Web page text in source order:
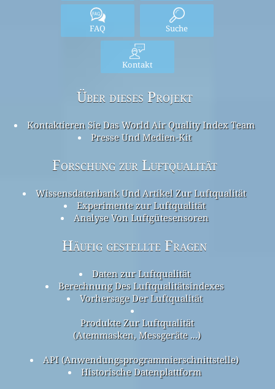
FAQ Suche
Kontakt
Über dieses Projekt
Kontaktieren Sie Das World Air Quality Index Team
Presse Und Medien-Kit
Forschung zur Luftqualität
Wissensdatenbank Und Artikel Zur Luftqualität
Experimente zur Luftqualität
Analyse Von Luftgütesensoren
Häufig gestellte Fragen
Daten zur Luftqualität
Berechnung Des Luftqualitätsindexes
Vorhersage Der Luftqualität
Produkte Zur Luftqualität
(Atemmasken, Messgeräte ...)
API (Anwendungsprogrammierschnittstelle)
Historische Datenplattform